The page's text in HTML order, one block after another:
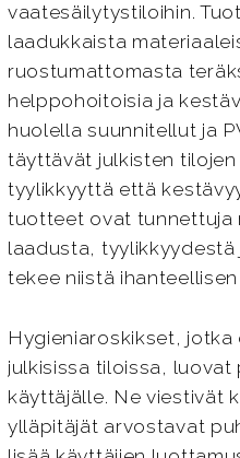
vaatesäilytystiloihin.
laadukkaista
ruostumattomasta
helppohoitoisia ja
huolella suunnitellut ja
täyttävät julkisten
tyylikkyyttä että
tuotteet ovat tunnettuja
laadusta,
tekee niistä
Hygieniaroskikset,
julkisissa tiloissa, luovat
käyttäjälle. Ne viestivät
ylläpitäjät arvostavat